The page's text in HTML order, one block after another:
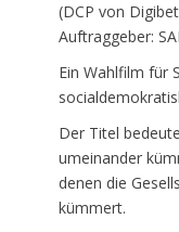
(DCP von
Auftraggeber:
Ein Wahlfilm für
Der Titel
umeinander
denen die
kümmert.